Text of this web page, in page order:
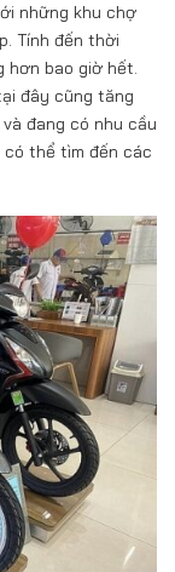
những khu chợ
Tính đến thời
hơn bao giờ hết.
đây cũng tăng
đang có nhu cầu
có thể tìm đến các